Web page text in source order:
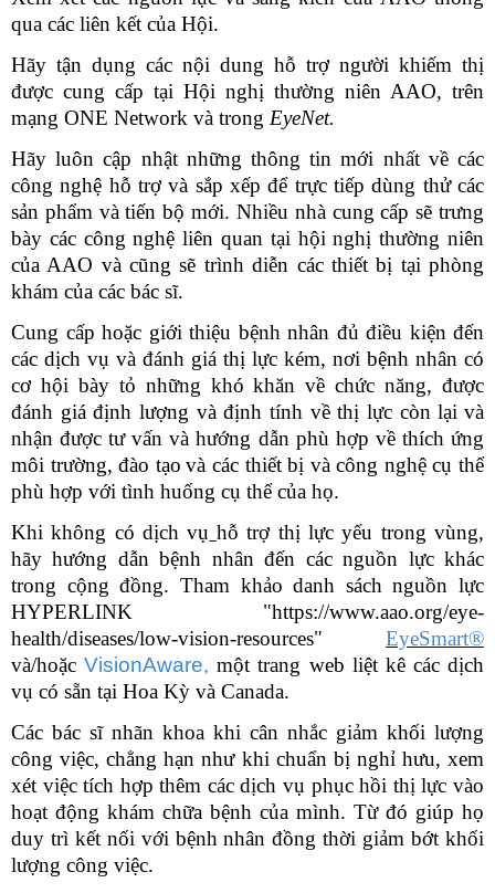
qua các liên kết của Hội.
Hãy tận dụng các nội dung hỗ trợ người khiếm thị
được cung cấp tại Hội nghị thường niên AAO, trên
mạng ONE Network và trong EyeNet.
Hãy luôn cập nhật những thông tin mới nhất về các
công nghệ hỗ trợ và sắp xếp để trực tiếp dùng thử các
sản phẩm và tiến bộ mới. Nhiều nhà cung cấp sẽ trưng
bày các công nghệ liên quan tại hội nghị thường niên
của AAO và cũng sẽ trình diễn các thiết bị tại phòng
khám của các bác sĩ.
Cung cấp hoặc giới thiệu bệnh nhân đủ điều kiện đến
các dịch vụ và đánh giá thị lực kém, nơi bệnh nhân có
cơ hội bày tỏ những khó khăn về chức năng, được
đánh giá định lượng và định tính về thị lực còn lại và
nhận được tư vấn và hướng dẫn phù hợp về thích ứng
môi trường, đào tạo và các thiết bị và công nghệ cụ thể
phù hợp với tình huống cụ thể của họ.
Khi không có dịch vụ hỗ trợ thị lực yếu trongvùng,
hãy hướng dẫn bệnh nhân đến các nguồn lực khác
trong cộng đồng. Tham khảo danh sách nguồn lực
HYPERLINK "https://www.aao.org/eye-
health/diseases/low-vision-resources" EyeSmart®
và/hoặcVisionAware,một trang web liệt kê các dịch
vụ có sẵn tại Hoa Kỳ và Canada.
Các bác sĩ nhãn khoa khi cân nhắc giảm khối lượng
công việc, chẳng hạn như khi chuẩn bị nghỉ hưu, xem
xét việc tích hợp thêm các dịch vụ phục hồi thị lực vào
hoạt động khám chữa bệnh của mình. Từ đó giúp họ
duy trì kết nối với bệnh nhân đồng thời giảm bớt khối
lượng công việc.